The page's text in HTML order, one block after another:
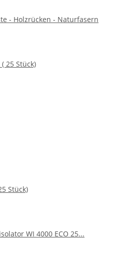
- Holzrücken - Naturfasern
Stück)